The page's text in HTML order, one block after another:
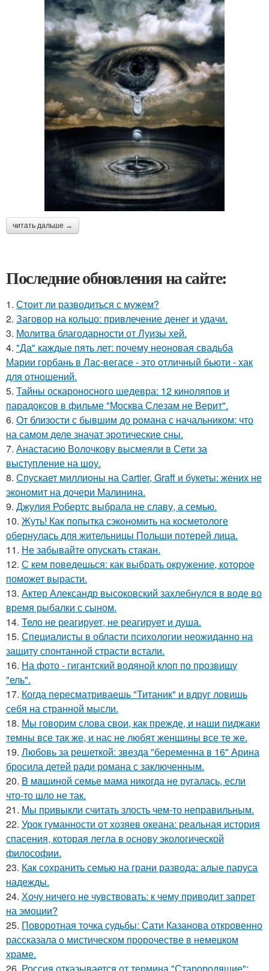
читать дальше →
Последние обновления на сайте:
1. Стоит ли разводиться с мужем?
2. Заговор на кольцо: привлечение денег и удачи.
3. Молитва благодарности от Луизы хей.
4. "Да" каждые пять лет: почему неоновая свадьба
Марии горбань в Лас-вегасе - это отличный бьюти - хак
для отношений.
5. Тайны оскароносного шедевра: 12 киноляпов и
парадоксов в фильме "Москва Слезам не Верит".
6. От близости с бывшим до романа с начальником: что
на самом деле значат эротические сны.
7. Анастасию Волочкову высмеяли в Сети за
выступление на шоу.
8. Спускает миллионы на Cartier, Graff и букеты: жених не
экономит на дочери Малинина.
9. Джулия Робертс выбрала не славу, а семью.
10. Жуть! Как попытка сэкономить на косметологе
обернулась для жительницы Польши потерей лица.
11. Не забывайте опускать стакан.
12. С кем поведешься: как выбрать окружение, которое
поможет вырасти.
13. Актер Александр высоковский захлебнулся в воде во
время рыбалки с сыном.
14. Тело не реагирует, не реагирует и душа.
15. Специалисты в области психологии неожиданно на
защиту спонтанной страсти встали.
16. На фото - гигантский водяной клоп по прозвищу
"ель".
17. Когда пересматриваешь "Титаник" и вдруг ловишь
себя на странной мысли.
18. Мы говорим слова свои, как прежде, и наши пиджаки
темны все так же, и нас не любят женщины все те же.
19. Любовь за решеткой: звезда "беременна в 16" Арина
бросила детей ради романа с заключенным.
20. B мaшиной семье мама никогда не ругалась, если
что-то шло не так.
21. Mы пpивыкли считать злость чем-то неправильным.
22. Урок гуманности от хозяев океана: реальная история
спасения, которая легла в основу экологической
философии.
23. Как сохранить семью на грани развода: алые паруса
надежды.
24. Хочу ничего не чувствовать: к чему приводит запрет
на эмоции?
25. Поворотная точка судьбы: Сати Казанова откровенно
рассказала о мистическом пророчестве в немецком
храме.
26. Россия отказывается от термина "Старородящие":